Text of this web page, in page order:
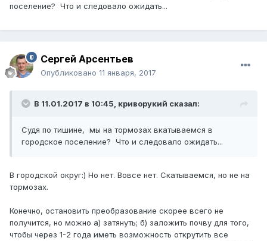
поселение? Что и следовало ожидать...
Сергей Арсентьев
Опубликовано 11 января, 2017
В 11.01.2017 в 10:45, криворукий сказал:
Судя по тишине, мы на тормозах вкатываемся в
городское поселение? Что и следовало ожидать...
В городской округ:) Но нет. Вовсе нет. Скатываемся, но не на
тормозах.
Конечно, остановить преобразование скорее всего не
получится, но можно а) затянуть; б) заложить почву для того,
чтобы через 1-2 года иметь возможность открутить все